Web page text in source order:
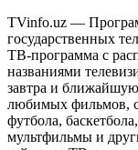
TVinfo.uz —
государственных
ТВ-программа с
названиями
завтра и
любимых фильмов,
футбола,
мультфильмы и